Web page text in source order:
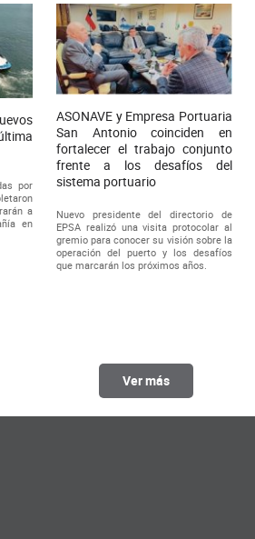
por
a
en
ASONAVE y Empresa Portuaria
San Antonio coinciden en
fortalecer el trabajo conjunto
frente a los desafíos del
sistema portuario
Nuevo presidente del directorio de
EPSA realizó una visita protocolar al
gremio para conocer su visión sobre la
operación del puerto y los desafíos
que marcarán los próximos años.
Ver más